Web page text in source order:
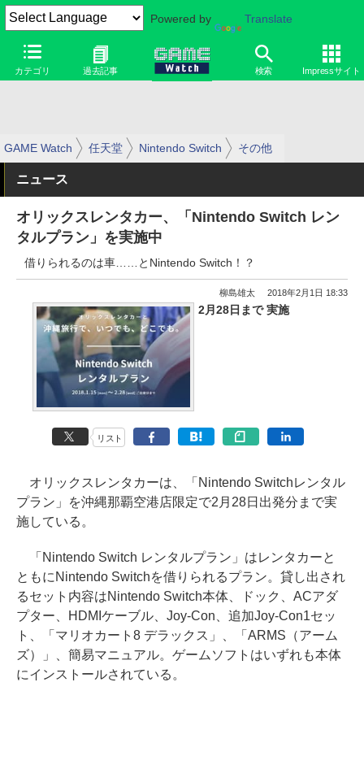
Powered by Translate
カテゴリ 過去記事 検索 Impressサイト
GAME Watch 任天堂 Nintendo Switch その他
ニュース
オリックスレンタカー、「Nintendo Switch レン
タルプラン」を実施中
借りられるのは車……とNintendo Switch！？
柳島雄太 2018年2月1日 18:33
2月28日まで 実施
リスト
オリックスレンタカーは、「Nintendo Switchレンタル
プラン」を沖縄那覇空港店限定で2月28日出発分まで実
施している。
「Nintendo Switch レンタルプラン」はレンタカーと
ともにNintendo Switchを借りられるプラン。貸し出され
るセット内容はNintendo Switch本体、ドック、ACアダ
プター、HDMIケーブル、Joy-Con、追加Joy-Con1セッ
ト、「マリオカート8 デラックス」、「ARMS（アーム
ズ）」、簡易マニュアル。ゲームソフトはいずれも本体
にインストールされている。